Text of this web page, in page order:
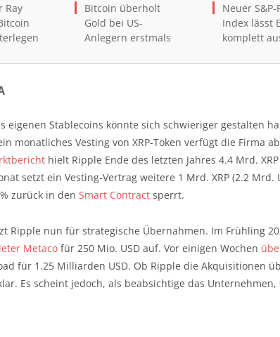
Ray
Bitcoin überholt
Gold bei US-
Anlegern erstmals
Neuer S&P-
Index lässt
komplett
eigenen Stablecoins könnte sich schwieriger gestalten
monatliches Vesting von XRP-Token verfügt die Firma
hielt Ripple Ende des letzten Jahres 4.4 Mrd.
setzt ein Vesting-Vertrag weitere 1 Mrd. XRP (2.2 Mrd.
zurück in den Smart Contract sperrt.
Ripple nun für strategische Übernahmen. Im Frühling
Metaco für 250 Mio. USD auf. Vor einigen Wochen
für 1.25 Milliarden USD. Ob Ripple die Akquisitionen
Es scheint jedoch, als beabsichtige das